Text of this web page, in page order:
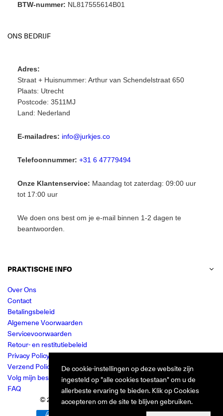
BTW-nummer: NL817555614B01
ONS BEDRIJF
Adres:
Straat + Huisnummer: Arthur van Schendelstraat 650
Plaats: Utrecht
Postcode: 3511MJ
Land: Nederland
E-mailadres: info@jurkjes.co
Telefoonnummer: +31 6 47779494
Onze Klantenservice: Maandag tot zaterdag: 09:00 uur
tot 17:00 uur
We doen ons best om je e-mail binnen 1-2 dagen te
beantwoorden.
PRAKTISCHE INFO
Over Ons
Contact
Betalingsbeleid
Algemene Voorwaarden
Servicevoorwaarden
Retour- en restitutiebeleid
Privacy Policy
Verzend Policy
Volg mijn bestelling
FAQ
© 2024 Jurkjes.co. Alle rechten voorbehouden.
De cookie-instellingen op deze website zijn
ingesteld op "alle cookies toestaan" om u de
allerbeste ervaring te bieden. Klik op Cookies
accepteren om de site te blijven gebruiken.